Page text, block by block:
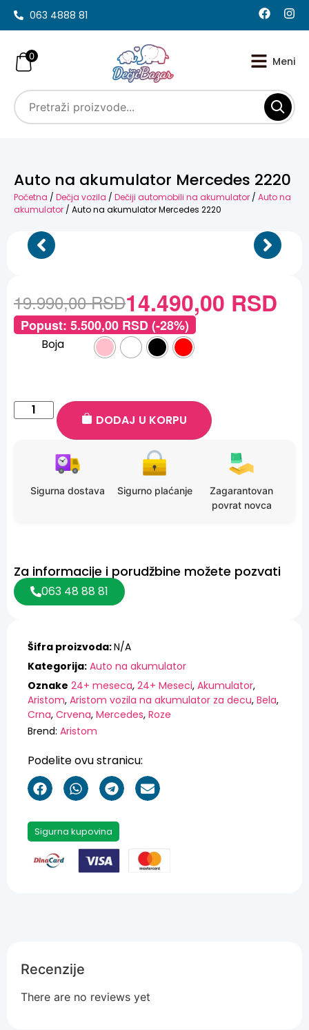
063 4888 81
0
Auto na akumulator Mercedes 2220
Početna / Dečja vozila / Dečiji automobili na akumulator / Auto na
akumulator / Auto na akumulator Mercedes 2220
Šifra proizvoda:N/A
Kategorija: Auto na akumulator
Oznake 24+ meseca, 24+ Meseci, Akumulator,
Aristom, Aristom vozila na akumulator za decu, Bela,
Crna, Crvena, Mercedes, Roze
Brend: Aristom
Podelite ovu stranicu:
Sigurna kupovina
19.990,00RSD14.490,00 RSD
Popust: 5.500,00 RSD(-28%)
Boja
DODAJ U KORPU
Sigurna dostava Sigurno plaćanje
Zagarantovan
povrat novca
Za informacije i porudžbine možete pozvati
063 48 88 81
Recenzije
There are no reviews yet